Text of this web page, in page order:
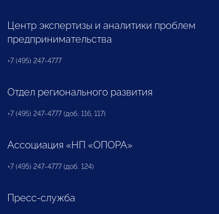
Центр экспертизы и аналитики проблем
предпринимательства
+7 (495) 247-4777
Отдел регионального развития
+7 (495) 247-4777 (доб. 116, 117)
Ассоциация «НП «ОПОРА»
+7 (495) 247-4777 (доб. 124)
Пресс-служба